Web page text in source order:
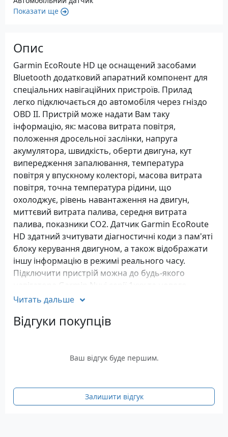
Показати ще
Опис
Garmin EcoRoute HD це оснащений засобами
Bluetooth додатковий апаратний компонент для
спеціальних навігаційних пристроїв. Прилад
легко підключається до автомобіля через гніздо
OBD II. Пристрій може надати Вам таку
інформацію, як: масова витрата повітря,
положення дросельної заслінки, напруга
акумулятора, швидкість, оберти двигуна, кут
випередження запалювання, температура
повітря у впускному колекторі, масова витрата
повітря, точна температура рідини, що
охолоджує, рівень навантаження на двигун,
миттєвий витрата палива, середня витрата
палива, показники СО2. Датчик Garmin EcoRoute
HD здатний зчитувати діагностичні коди з пам'яті
блоку керування двигуном, а також відображати
іншу інформацію в режимі реального часу.
Підключити пристрій можна до будь-якого
навігатора Garmin Nuvi серії 1xxx та нового
модельного ряду 37xx, який підтримує інтерфейс
Читать дальше
Відгуки покупців
Ваш відгук буде першим.
Залишити відгук